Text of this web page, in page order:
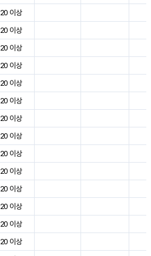
20 이상
20 이상
20 이상
20 이상
20 이상
20 이상
20 이상
20 이상
20 이상
20 이상
20 이상
20 이상
20 이상
20 이상